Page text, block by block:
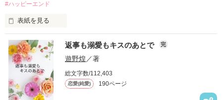
酔った勢いで一夜を共にしてしまった。
さらに、美桜が初めてだと知った哲平は
『責任をとる、結婚しよう』と真っ直ぐに告げてきた。
戸惑う美桜とは裏腹に、好きという気持ちを隠すことなく
甘やかしてくる。
そんなある日、哲平は美桜がストーカー被害に
遭っていることを知る。
美桜を守るため、哲平は同居を提案してきて――。
#ハッピーエンド
表紙を見る
おかしな噂を流されて前の職場でうまくいかなかった梅田美
桜は、海外で傷心旅行をしていたところ、日本人美青年と出会
い、酒の勢いもあり一夜限りの関係となる。
帰国後、美桜は新しい職場でワンナイトした美青年と再会。
なんと彼の正体は、とある財閥御曹司にも関わらず、一族を離
れて起業した新進気鋭の実業家、社内でも冷徹だと評判な社長
――御影恭司その人だったのだ――！
返事も溺愛もキスのあとで 完
遊野煌 ／著
総文字数/112,403
恋愛(純愛) 190ページ